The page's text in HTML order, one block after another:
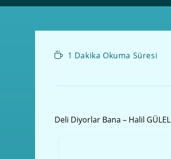
1 Dakika Okuma Süresi
Deli Diyorlar Bana – Halil GÜLEL